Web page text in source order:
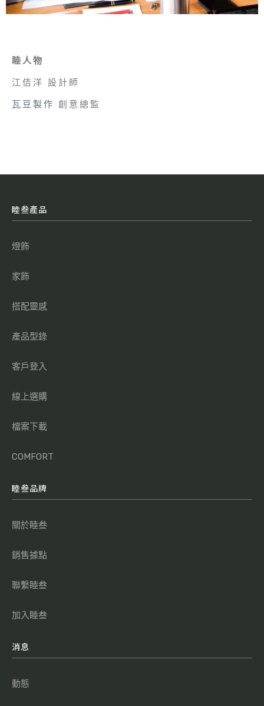
睦人物
江佶洋 設計師
瓦豆製作 創意總監
睦叁產品
燈飾
家飾
搭配靈感
產品型錄
客戶登入
線上選購
檔案下載
COMFORT
睦叁品牌
關於睦叁
銷售據點
聯繫睦叁
加入睦叁
消息
動態